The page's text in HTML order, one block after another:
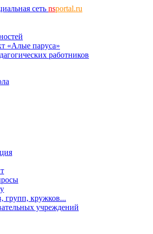
сеть nsportal.ru
«Алые паруса»
работников
групп, кружков...
учреждений